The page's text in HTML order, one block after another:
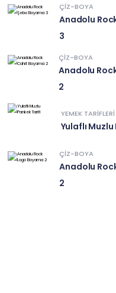
ÇIZ-BOYA
Anadolu
3
ÇIZ-BOYA
Anadolu
2
YEMEK TARIFLERI
Yulaflı
ÇIZ-BOYA
Anadolu
2